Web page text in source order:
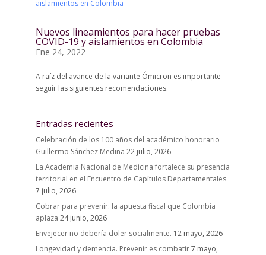
Nuevos lineamientos para hacer pruebas
COVID-19 y aislamientos en Colombia
Ene 24, 2022
A raíz del avance de la variante Ómicron es importante
seguir las siguientes recomendaciones.
Entradas recientes
Celebración de los 100 años del académico honorario
Guillermo Sánchez Medina 22 julio, 2026
La Academia Nacional de Medicina fortalece su presencia
territorial en el Encuentro de Capítulos Departamentales
7 julio, 2026
Cobrar para prevenir: la apuesta fiscal que Colombia
aplaza 24 junio, 2026
Envejecer no debería doler socialmente. 12 mayo, 2026
Longevidad y demencia. Prevenir es combatir7 mayo,